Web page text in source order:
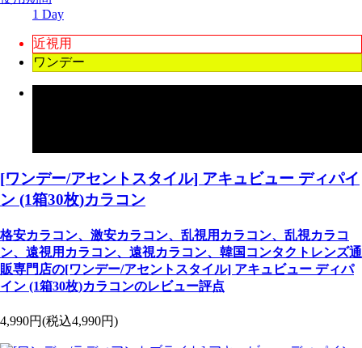
1 Day
近視用
ワンデー
[ワンデー/アセントスタイル] アキュビュー ディパイ
ン (1箱30枚)カラコン
格安カラコン、激安カラコン、乱視用カラコン、乱視カラコ
ン、遠視用カラコン、遠視カラコン、韓国コンタクトレンズ通
販専門店の[ワンデー/アセントスタイル] アキュビュー ディパ
イン (1箱30枚)カラコンのレビュー評点
4,990円(税込4,990円)